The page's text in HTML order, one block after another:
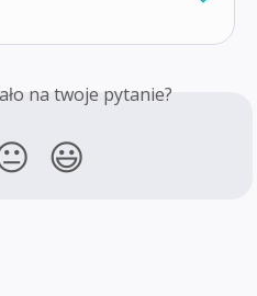
na twoje pytanie?
😃